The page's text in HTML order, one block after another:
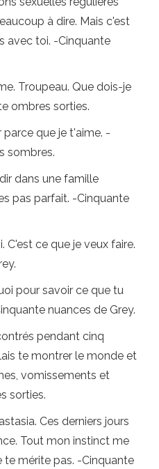
à dire. Mais c'est
avec toi. -Cinquante
Troupeau. Que dois-je
ombres sorties.
parce que je t'aime. -
sombres.
dans une famille
pas parfait. -Cinquante
C'est ce que je veux faire.
pour savoir ce que tu
nuances de Grey.
pendant cinq
te montrer le monde et
vomissements et
sorties.
Ces derniers jours
Tout mon instinct me
te mérite pas. -Cinquante